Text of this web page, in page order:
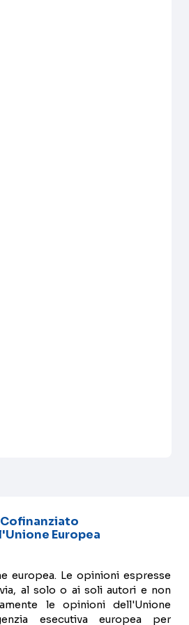
Cofinanziato
Europea
europea. Le opinioni espresse
al solo o ai soli autori e non
le opinioni dell'Unione
esecutiva europea per